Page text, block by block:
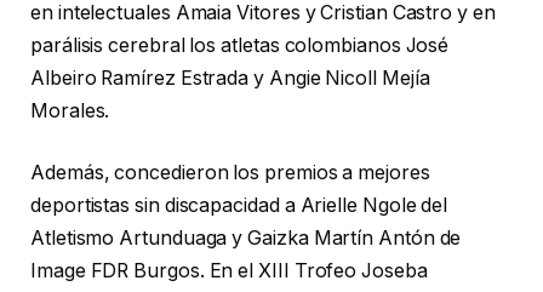
en intelectuales Amaia Vitores y Cristian Castro y en
parálisis cerebral los atletas colombianos José
Albeiro Ramírez Estrada y Angie Nicoll Mejía
Morales.
Además, concedieron los premios a mejores
deportistas sin discapacidad a Arielle Ngole del
Atletismo Artunduaga y Gaizka Martín Antón de
Image FDR Burgos. En el XIII Trofeo Joseba